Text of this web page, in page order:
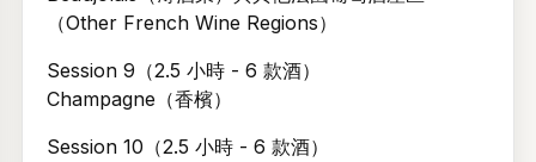
（Other French Wine Regions）
Session 9（2.5 小時 - 6 款酒）
Champagne（香檳）
Session 10（2.5 小時 - 6 款酒）